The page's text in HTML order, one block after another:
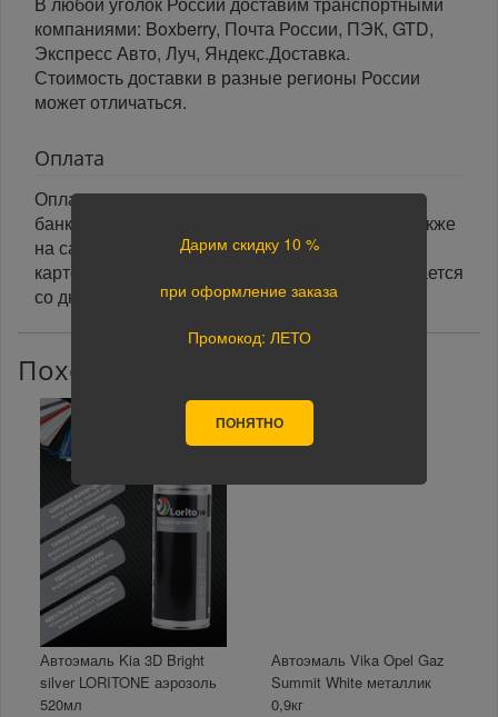
компаниями: Boxberry, Почта России, ПЭК, GTD,
Экспресс Авто, Луч, Яндекс.Доставка.
Стоимость доставки в разные регионы России
может отличаться.
Оплата
Оплата заказа осуществляется наличными или
банковской картой курьеру при получении, а также
на сайте при оформлении заказа. При оплате
картой на сайте указанный срок доставки считается
со дня поступления оплаты.
Похожие товары
Автоэмаль Kia 3D Bright
silver LORITONE аэрозоль
520мл
Автоэмаль Vika Opel Gaz
Summit White металлик
0,9кг
Дарим скидку 10 %
при оформление заказа
Промокод: ЛЕТО
ПОНЯТНО